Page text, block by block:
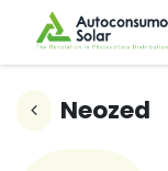
Neozed